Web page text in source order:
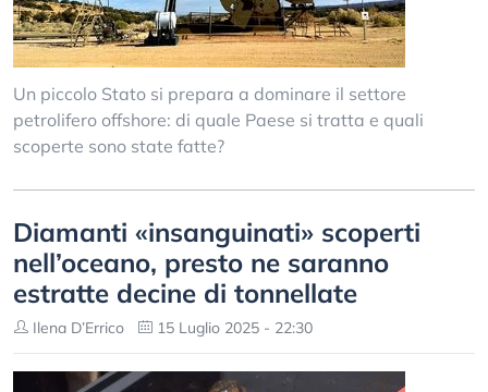
Un piccolo Stato si prepara a dominare il settore
petrolifero offshore: di quale Paese si tratta e quali
scoperte sono state fatte?
Diamanti «insanguinati» scoperti
nell’oceano, presto ne saranno
estratte decine di tonnellate
Ilena D’Errico 15 Luglio 2025 - 22:30